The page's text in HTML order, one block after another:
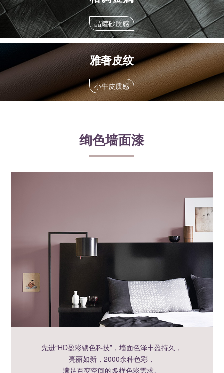
晶耀砂质感
雅奢皮纹
小牛皮质感
绚色墙面漆
先进“HD盈彩锁色科技”，墙面色泽丰盈持久，
亮丽如新，2000余种色彩，
满足百变空间的多样色彩需求。